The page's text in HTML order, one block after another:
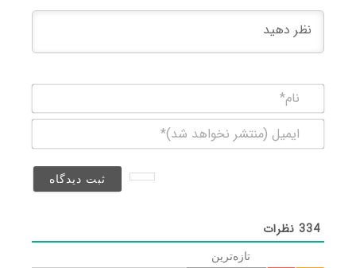
(منتشر
334 نظرات
تازه‌ترین